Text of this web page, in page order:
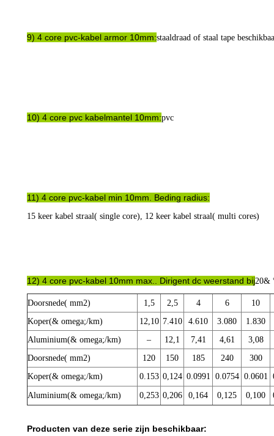
9) 4 core pvc-kabel armor 10mm:staaldraad of staal tape
10) 4 core pvc kabelmantel 10mm:pvc
11) 4 core pvc-kabel min 10mm. Beding radius:
15 keer kabel straal( single core), 12 keer kabel straal( multi cores)
12) 4 core pvc-kabel 10mm max.. Dirigent dc weerstand bij20&
Doorsnede( mm2) 1,5 2,5 4 6
10
Koper(& omega;/km)
12,10 7.410 4.610 3.080
1.830
Aluminium(& omega;/km)
– 12,1 7,41 4,61
3,08
Doorsnede( mm2)
120 150 185 240
300
Koper(& omega;/km)
0.153 0,124 0.0991 0.0754 0.0601
Aluminium(& omega;/km) 0,253 0,206 0,164 0,125 0,100
Producten van deze serie zijn beschikbaar: